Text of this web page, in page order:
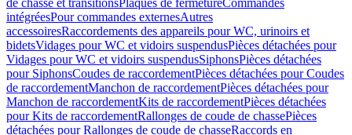
de chasse et transitionsPlaques de fermetureCommandes
intégréesPour commandes externesAutres
accessoiresRaccordements des appareils pour WC, urinoirs et
bidetsVidages pour WC et vidoirs suspendusPièces détachées pour
Vidages pour WC et vidoirs suspendusSiphonsPièces détachées
pour SiphonsCoudes de raccordementPièces détachées pour Coudes
de raccordementManchon de raccordementPièces détachées pour
Manchon de raccordementKits de raccordementPièces détachées
pour Kits de raccordementRallonges de coude de chassePièces
détachées pour Rallonges de coude de chasseRaccords en